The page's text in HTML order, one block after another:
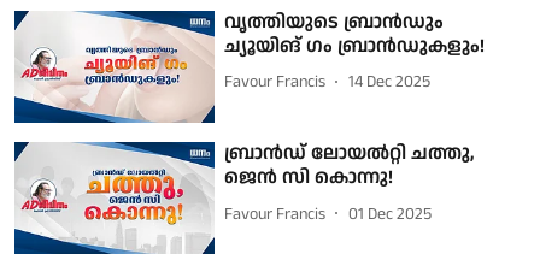
വൃത്തിയുടെ ബ്രാന്‍ഡും
ച്യൂയിങ് ഗം ബ്രാന്‍ഡുകളും!
Favour Francis 14 Dec 2025
ബ്രാന്‍ഡ് ലോയല്‍റ്റി ചത്തു,
ജെന്‍ സി കൊന്നു!
Favour Francis 01 Dec 2025